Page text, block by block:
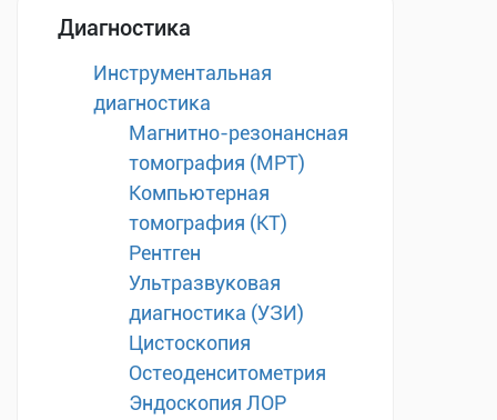
Диагностика
Инструментальная
диагностика
Магнитно-резонансная
томография (МРТ)
Компьютерная
томография (КТ)
Рентген
Ультразвуковая
диагностика (УЗИ)
Цистоскопия
Остеоденситометрия
Эндоскопия ЛОР